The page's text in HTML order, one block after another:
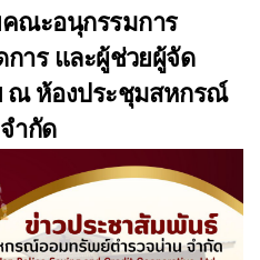
ณะอนุกรรมการ
การ และผู้ช่วยผู้จัด
ณ ห้องประชุมสหกรณ์
ำกัด